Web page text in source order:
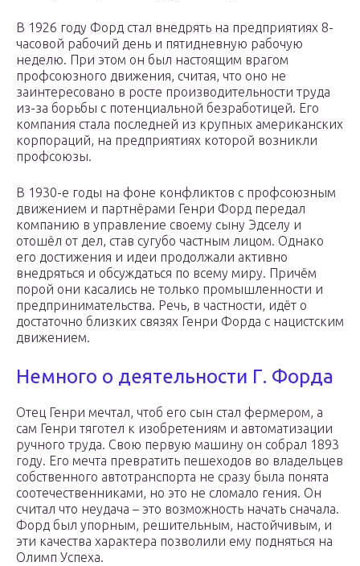
В 1926 году Форд стал внедрять на предприятиях 8-
часовой рабочий день и пятидневную рабочую
неделю. При этом он был настоящим врагом
профсоюзного движения, считая, что оно не
заинтересовано в росте производительности труда
из-за борьбы с потенциальной безработицей. Его
компания стала последней из крупных американских
корпораций, на предприятиях которой возникли
профсоюзы.
В 1930-е годы на фоне конфликтов с профсоюзным
движением и партнёрами Генри Форд передал
компанию в управление своему сыну Эдселу и
отошёл от дел, став сугубо частным лицом. Однако
его достижения и идеи продолжали активно
внедряться и обсуждаться по всему миру. Причём
порой они касались не только промышленности и
предпринимательства. Речь, в частности, идёт о
достаточно близких связях Генри Форда с нацистским
движением.
Немного о деятельности Г. Форда
Отец Генри мечтал, чтоб его сын стал фермером, а
сам Генри тяготел к изобретениям и автоматизации
ручного труда. Свою первую машину он собрал 1893
году. Его мечта превратить пешеходов во владельцев
собственного автотранспорта не сразу была понята
соотечественниками, но это не сломало гения. Он
считал что неудача – это возможность начать сначала.
Форд был упорным, решительным, настойчивым, и
эти качества характера позволили ему подняться на
Олимп Успеха.